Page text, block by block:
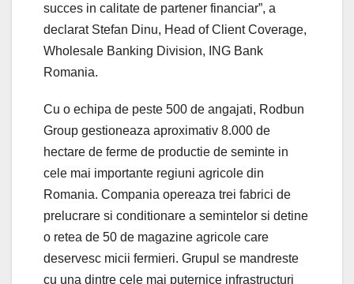
succes in calitate de partener financiar”, a
declarat Stefan Dinu, Head of Client Coverage,
Wholesale Banking Division, ING Bank
Romania.
Cu o echipa de peste 500 de angajati, Rodbun
Group gestioneaza aproximativ 8.000 de
hectare de ferme de productie de seminte in
cele mai importante regiuni agricole din
Romania. Compania opereaza trei fabrici de
prelucrare si conditionare a semintelor si detine
o retea de 50 de magazine agricole care
deservesc micii fermieri. Grupul se mandreste
cu una dintre cele mai puternice infrastructuri